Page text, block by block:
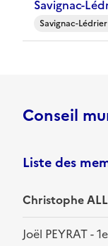
Savignac-
Savignac-
Conseil
Liste des
Christophe
Joël PEYRAT -